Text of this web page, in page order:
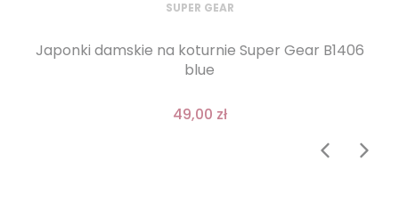
SUPER GEAR
Japonki damskie na koturnie Super Gear B1406
blue
49,00 zł